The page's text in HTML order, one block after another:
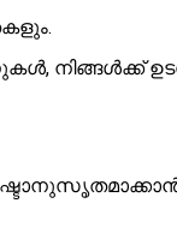
നിങ്ങൾക്ക്